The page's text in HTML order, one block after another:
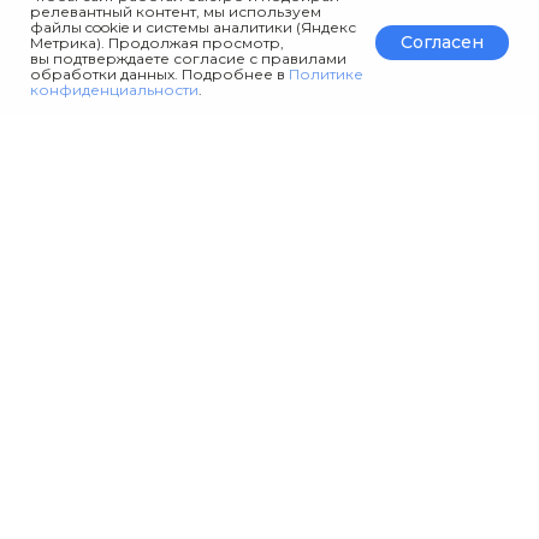
релевантный контент, мы используем
файлы cookie и системы аналитики (Яндекс
Метрика). Продолжая просмотр,
вы подтверждаете согласие с правилами
обработки данных. Подробнее в Политике
конфиденциальности.
Согласен